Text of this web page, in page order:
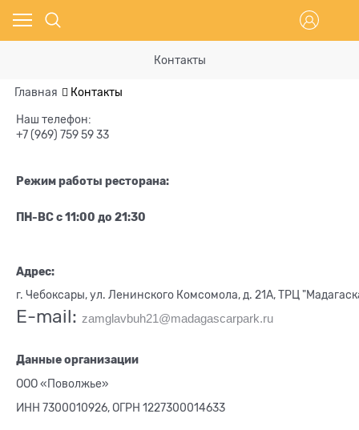
Контакты
Главная Контакты
Наш телефон:
+7 (969) 759 59 33
Режим работы ресторана:
ПН-ВС с 11:00 до 21:30
Адрес:
г. Чебоксары, ул. Ленинского Комсомола, д. 21А, ТРЦ
E-mail: zamglavbuh21@madagascarpark.ru
Данные организации
ООО «Поволжье»
ИНН 7300010926, ОГРН 1227300014633